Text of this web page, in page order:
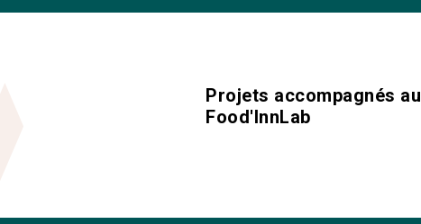
Projets accompagnés au
Food'InnLab